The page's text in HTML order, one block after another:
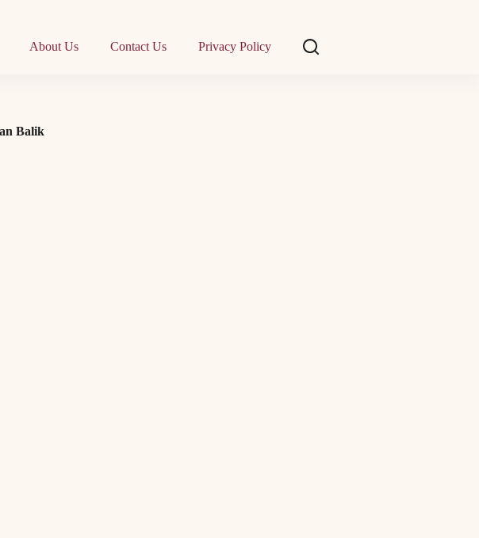
About Us Contact Us Privacy Policy
Balik